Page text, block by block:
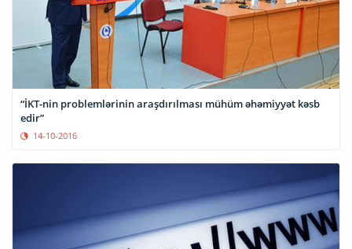
“İKT-nin problemlərinin araşdırılması mühüm əhəmiyyət kəsb
edir”
14-10-2016